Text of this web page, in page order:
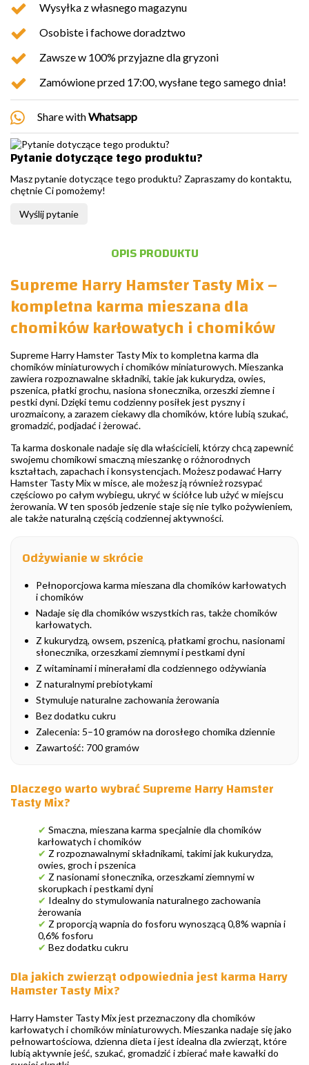
Wysyłka z własnego magazynu
Osobiste i fachowe doradztwo
Zawsze w 100% przyjazne dla gryzoni
Zamówione przed 17:00, wysłane tego samego dnia!
Share withWhatsapp
Pytanie dotyczące tego produktu?
Masz pytanie dotyczące tego produktu? Zapraszamy do kontaktu,
chętnie Ci pomożemy!
Wyślij pytanie
OPIS PRODUKTU
Supreme Harry Hamster Tasty Mix –
kompletna karma mieszana dla
chomików karłowatych i chomików
Supreme Harry Hamster Tasty Mix to kompletna karma dla
chomików miniaturowych i chomików miniaturowych. Mieszanka
zawiera rozpoznawalne składniki, takie jak kukurydza, owies,
pszenica, płatki grochu, nasiona słonecznika, orzeszki ziemne i
pestki dyni. Dzięki temu codzienny posiłek jest pyszny i
urozmaicony, a zarazem ciekawy dla chomików, które lubią szukać,
gromadzić, podjadać i żerować.
Ta karma doskonale nadaje się dla właścicieli, którzy chcą zapewnić
swojemu chomikowi smaczną mieszankę o różnorodnych
kształtach, zapachach i konsystencjach. Możesz podawać Harry
Hamster Tasty Mix w misce, ale możesz ją również rozsypać
częściowo po całym wybiegu, ukryć w ściółce lub użyć w miejscu
żerowania. W ten sposób jedzenie staje się nie tylko pożywieniem,
ale także naturalną częścią codziennej aktywności.
Odżywianie w skrócie
Pełnoporcjowa karma mieszana dla chomików karłowatych
i chomików
Nadaje się dla chomików wszystkich ras, także chomików
karłowatych.
Z kukurydzą, owsem, pszenicą, płatkami grochu, nasionami
słonecznika, orzeszkami ziemnymi i pestkami dyni
Z witaminami i minerałami dla codziennego odżywiania
Z naturalnymi prebiotykami
Stymuluje naturalne zachowania żerowania
Bez dodatku cukru
Zalecenia: 5–10 gramów na dorosłego chomika dziennie
Zawartość: 700 gramów
Dlaczego warto wybrać Supreme Harry Hamster
Tasty Mix?
✔ Smaczna, mieszana karma specjalnie dla chomików
karłowatych i chomików
✔ Z rozpoznawalnymi składnikami, takimi jak kukurydza,
owies, groch i pszenica
✔ Z nasionami słonecznika, orzeszkami ziemnymi w
skorupkach i pestkami dyni
✔ Idealny do stymulowania naturalnego zachowania
żerowania
✔ Z proporcją wapnia do fosforu wynoszącą 0,8% wapnia i
0,6% fosforu
✔ Bez dodatku cukru
Dla jakich zwierząt odpowiednia jest karma Harry
Hamster Tasty Mix?
Harry Hamster Tasty Mix jest przeznaczony dla chomików
karłowatych i chomików miniaturowych. Mieszanka nadaje się jako
pełnowartościowa, dzienna dieta i jest idealna dla zwierząt, które
lubią aktywnie jeść, szukać, gromadzić i zbierać małe kawałki do